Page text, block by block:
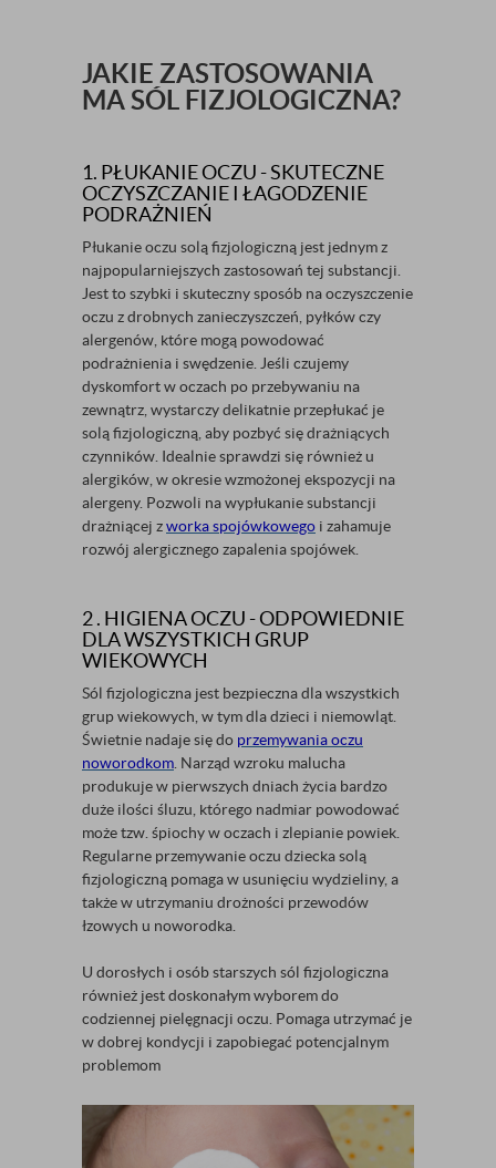
JAKIE ZASTOSOWANIA
MA SÓL FIZJOLOGICZNA?
1. PŁUKANIE OCZU - SKUTECZNE
OCZYSZCZANIE I ŁAGODZENIE
PODRAŻNIEŃ
Płukanie oczu solą fizjologiczną jest jednym z
najpopularniejszych zastosowań tej substancji.
Jest to szybki i skuteczny sposób na oczyszczenie
oczu z drobnych zanieczyszczeń, pyłków czy
alergenów, które mogą powodować
podrażnienia i swędzenie. Jeśli czujemy
dyskomfort w oczach po przebywaniu na
zewnątrz, wystarczy delikatnie przepłukać je
solą fizjologiczną, aby pozbyć się drażniących
czynników. Idealnie sprawdzi się również u
alergików, w okresie wzmożonej ekspozycji na
alergeny. Pozwoli na wypłukanie substancji
drażniącej zworka spojówkowego i zahamuje
rozwój alergicznego zapalenia spojówek.
2 . HIGIENA OCZU - ODPOWIEDNIE
DLA WSZYSTKICH GRUP
WIEKOWYCH
Sól fizjologiczna jest bezpieczna dla wszystkich
grup wiekowych, w tym dla dzieci i niemowląt.
Świetnie nadaje się do przemywania oczu
noworodkom . Narząd wzroku malucha
produkuje w pierwszych dniach życia bardzo
duże ilości śluzu, którego nadmiar powodować
może tzw. śpiochy w oczach i zlepianie powiek.
Regularne przemywanie oczu dziecka solą
fizjologiczną pomaga w usunięciu wydzieliny, a
także w utrzymaniu drożności przewodów
łzowych u noworodka.
U dorosłych i osób starszych sól fizjologiczna
również jest doskonałym wyborem do
codziennej pielęgnacji oczu. Pomaga utrzymać je
w dobrej kondycji i zapobiegać potencjalnym
problemom